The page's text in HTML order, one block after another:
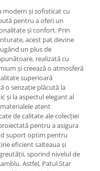
și sofisticat cu
pentru a oferi un
și confort. Prin
acest pat devine
un plus de
realizată cu
și creează o atmosferă
superioară
o senzație plăcută la
și la aspectul elegant al
atent
de calitate ale colecției
pentru a asigura
suport optim pentru
eficient salteaua și
sporind nivelul de
Astfel, Patul Star